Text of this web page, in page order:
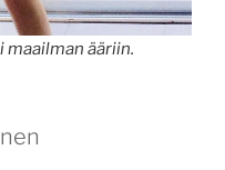
ääriin.